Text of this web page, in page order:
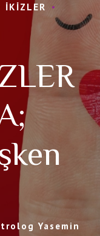
İKIZLER
Yasemin